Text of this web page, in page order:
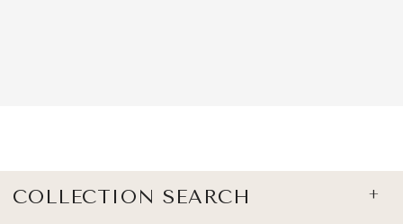
JEWELRY & WATCH
COLLECTION SEARCH